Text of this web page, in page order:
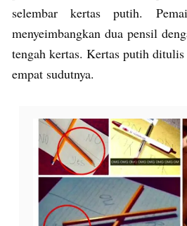
selembar kertas putih.
menyeimbangkan dua pensil
tengah kertas. Kertas putih ditulis
empat sudutnya.